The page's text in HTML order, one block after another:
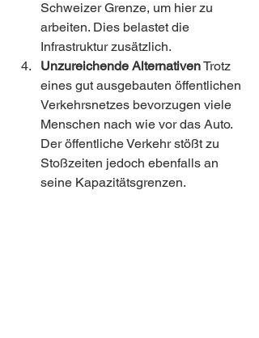
Schweizer Grenze, um hier zu
arbeiten. Dies belastet die
Infrastruktur zusätzlich.
Unzureichende Alternativen Trotz
eines gut ausgebauten öffentlichen
Verkehrsnetzes bevorzugen viele
Menschen nach wie vor das Auto.
Der öffentliche Verkehr stößt zu
Stoßzeiten jedoch ebenfalls an
seine Kapazitätsgrenzen.